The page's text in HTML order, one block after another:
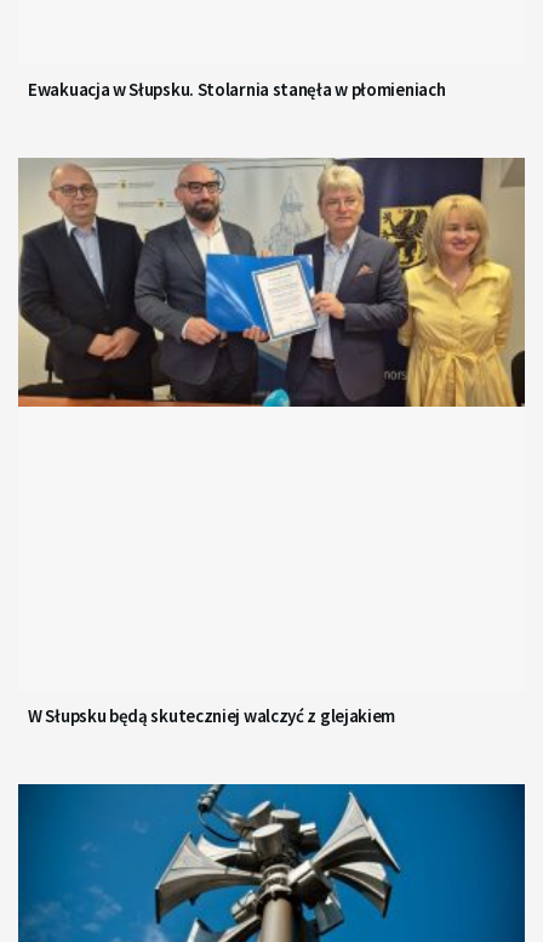
Ewakuacja w Słupsku. Stolarnia stanęła w płomieniach
W Słupsku będą skuteczniej walczyć z glejakiem